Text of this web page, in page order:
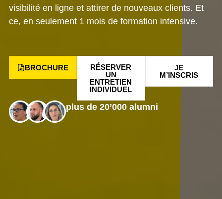
visibilité en ligne et attirer de nouveaux clients. Et
ce, en seulement 1 mois de formation intensive.
BROCHURE
RÉSERVER
UN
ENTRETIEN
INDIVIDUEL
JE
M’INSCRIS
plus de 20’000 alumni